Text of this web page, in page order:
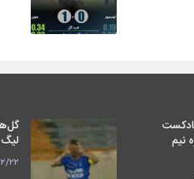
۱۷ پادکست
نیم